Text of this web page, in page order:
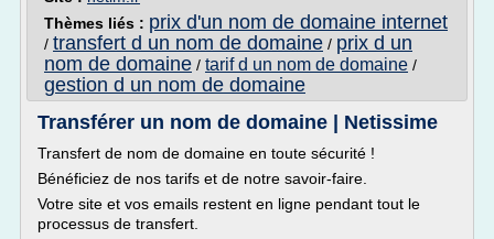
Thèmes liés : prix d'un nom de domaine internet
/ transfert d un nom de domaine / prix d un
nom de domaine / tarif d un nom de domaine /
gestion d un nom de domaine
Transférer un nom de domaine | Netissime
Transfert de nom de domaine en toute sécurité !
Bénéficiez de nos tarifs et de notre savoir-faire.
Votre site et vos emails restent en ligne pendant tout le
processus de transfert.